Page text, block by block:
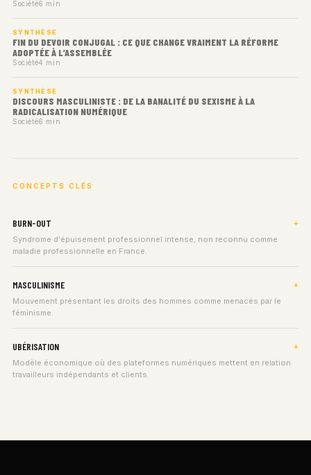
Société6 min
SYNTHÈSE
FIN DU DEVOIR CONJUGAL : CE QUE CHANGE VRAIMENT LA RÉFORME
ADOPTÉE À L’ASSEMBLÉE
Société4 min
SYNTHÈSE
DISCOURS MASCULINISTE : DE LA BANALITÉ DU SEXISME À LA
RADICALISATION NUMÉRIQUE
Société6 min
CONCEPTS CLÉS
BURN-OUT
Syndrome d'épuisement professionnel intense, non reconnu comme
maladie professionnelle en France.
MASCULINISME
Mouvement présentant les droits des hommes comme menacés par le
féminisme.
UBÉRISATION
Modèle économique où des plateformes numériques mettent en relation
travailleurs indépendants et clients.